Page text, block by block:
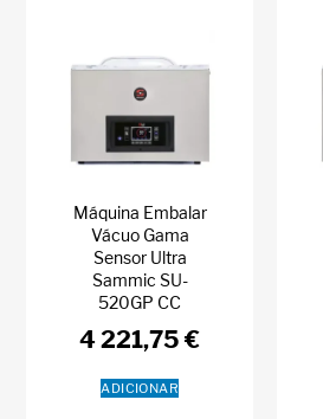
Máquina Embalar
Vácuo Gama
Sensor Ultra
Sammic SU-
520GP CC
4 221,75€
ADICIONAR